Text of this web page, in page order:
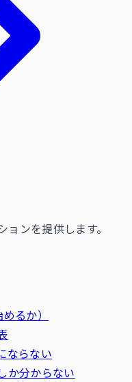
ンを提供します。
るか）
ならない
か分からない